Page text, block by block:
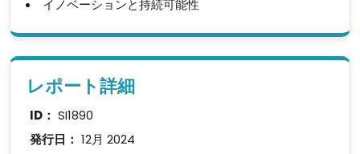
イノベーションと持続可能性
レポート詳細
ID： SI1890
発行日： 12月 2024